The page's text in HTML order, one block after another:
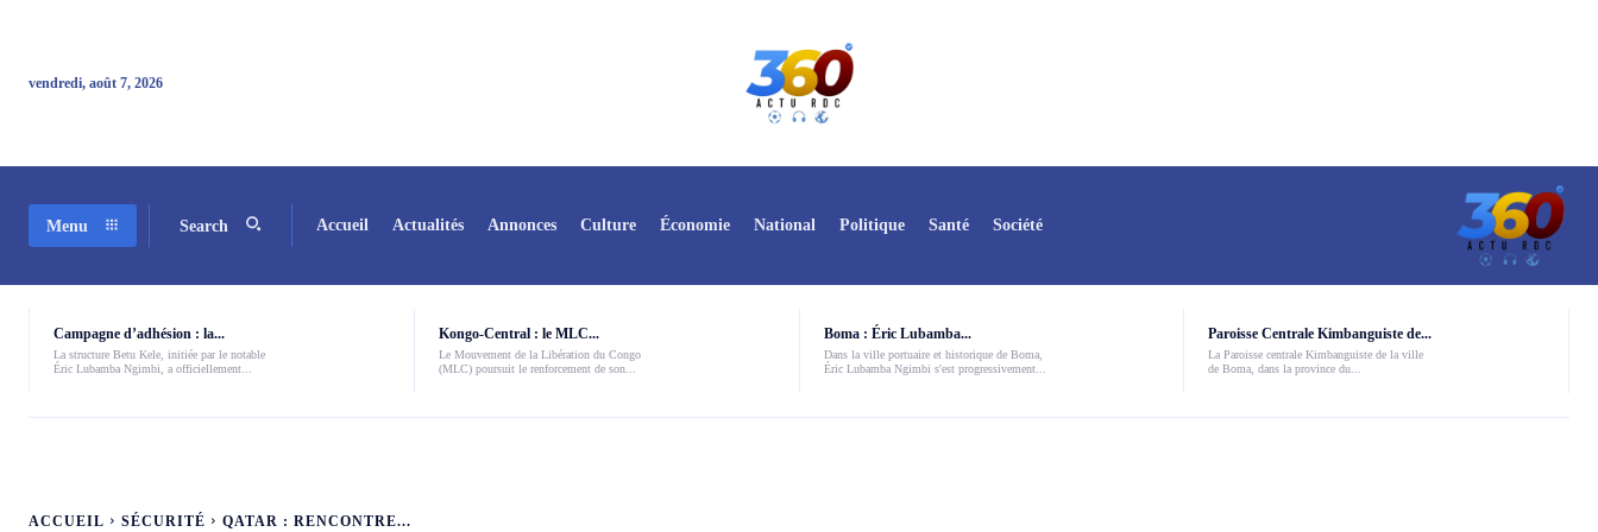
vendredi, août 7, 2026
Menu Search Accueil Actualités Annonces Culture Économie National Politique Santé Société
Campagne d’adhésion : la...
La structure Betu Kele, initiée par le notable
Éric Lubamba Ngimbi, a officiellement...
Kongo-Central : le MLC...
Le Mouvement de la Libération du Congo
(MLC) poursuit le renforcement de son...
Boma : Éric Lubamba...
Dans la ville portuaire et historique de Boma,
Éric Lubamba Ngimbi s'est progressivement...
Paroisse Centrale Kimbanguiste de...
La Paroisse centrale Kimbanguiste de la ville
de Boma, dans la province du...
ACCUEIL SÉCURITÉ QATAR : RENCONTRE...